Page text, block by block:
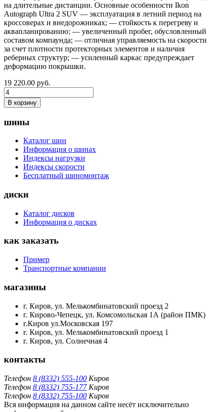
на длительные дистанции. Основные особенности Ikon
Autograph Ultra 2 SUV — эксплуатация в летний период на
кроссоверах и внедорожниках; — стойкость к перегреву и
аквапланированию; — увеличенный пробег, обусловленный
составом компаунда; — отличная управляемость на скорости
за счет плотности протекторных элементов и наличия
реберных структур; — усиленный каркас предупреждает
деформацию покрышки.
19 220.00 руб.
В корзину
шины
Каталог шин
Информация о шинах
Индексы нагрузки
Индексы скорости
Бесплатный шиномонтаж
диски
Каталог дисков
Информация о дисках
как заказать
Пример
Транспортные компании
магазины
г. Киров, ул. Мелькомбинатовский проезд 2
г. Кирово-Чепецк, ул. Комсомольская 1А (район ПМК)
г.Киров ул.Московская 197
г. Киров, ул. Мелькомбинатовский проезд 1
г. Киров, ул. Солнечная 4
контакты
Телефон 8 (8332) 555-100 Киров
Телефон 8 (8332) 755-177 Киров
Телефон 8 (8332) 755-100 Киров
Вся информация на данном сайте несёт исключительно